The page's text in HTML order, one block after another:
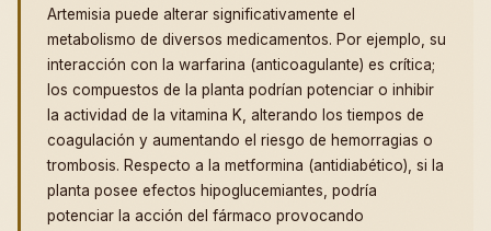
Artemisia puede alterar significativamente el
metabolismo de diversos medicamentos. Por ejemplo, su
interacción con la warfarina (anticoagulante) es crítica;
los compuestos de la planta podrían potenciar o inhibir
la actividad de la vitamina K, alterando los tiempos de
coagulación y aumentando el riesgo de hemorragias o
trombosis. Respecto a la metformina (antidiabético), si la
planta posee efectos hipoglucemiantes, podría
potenciar la acción del fármaco provocando